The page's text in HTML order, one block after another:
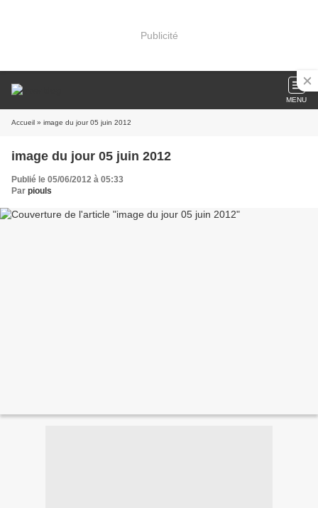
Publicité
MENU
Accueil » image du jour 05 juin 2012
image du jour 05 juin 2012
Publié le 05/06/2012 à 05:33
Par piouls